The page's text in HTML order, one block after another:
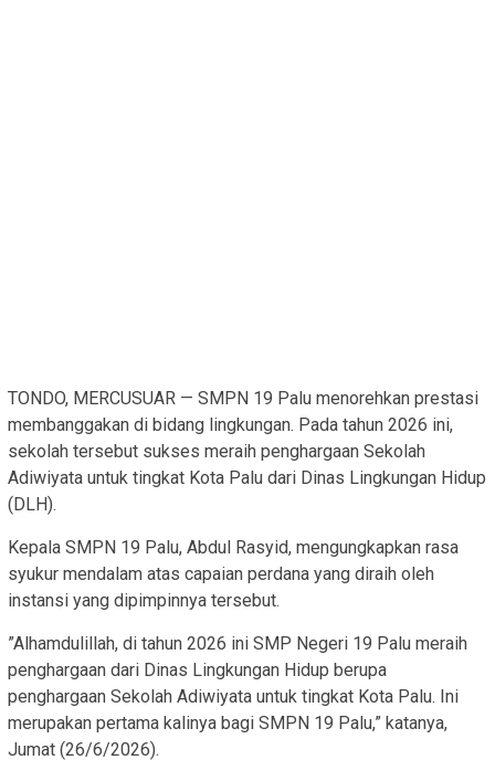
TONDO, MERCUSUAR — SMPN 19 Palu menorehkan prestasi
membanggakan di bidang lingkungan. Pada tahun 2026 ini,
sekolah tersebut sukses meraih penghargaan Sekolah
Adiwiyata untuk tingkat Kota Palu dari Dinas Lingkungan Hidup
(DLH).
​Kepala SMPN 19 Palu, Abdul Rasyid, mengungkapkan rasa
syukur mendalam atas capaian perdana yang diraih oleh
instansi yang dipimpinnya tersebut.
​”Alhamdulillah, di tahun 2026 ini SMP Negeri 19 Palu meraih
penghargaan dari Dinas Lingkungan Hidup berupa
penghargaan Sekolah Adiwiyata untuk tingkat Kota Palu. Ini
merupakan pertama kalinya bagi SMPN 19 Palu,” katanya,
Jumat (26/6/2026).